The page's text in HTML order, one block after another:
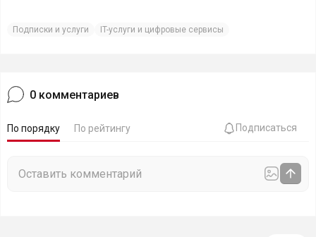
Подписки и услуги IT-услуги и цифровые сервисы
0 комментариев
По порядку По рейтингу Подписаться